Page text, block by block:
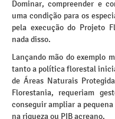
Dominar, compreender e
uma condição para os
pela execução do Projeto
nada disso.
Lançando mão do exemplo
tanto a política florestal
de Áreas Naturais
Florestania, requeriam
conseguir ampliar a
na riqueza ou PIB acreano.